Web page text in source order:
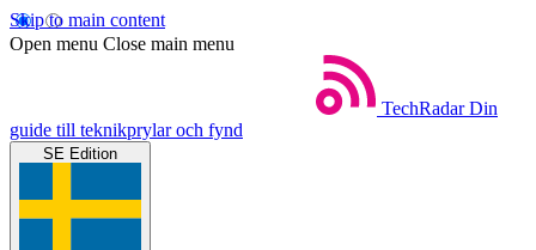
Skip to main content
Open menu Close main menu
TechRadar Din
guide till teknikprylar och fynd
SE Edition